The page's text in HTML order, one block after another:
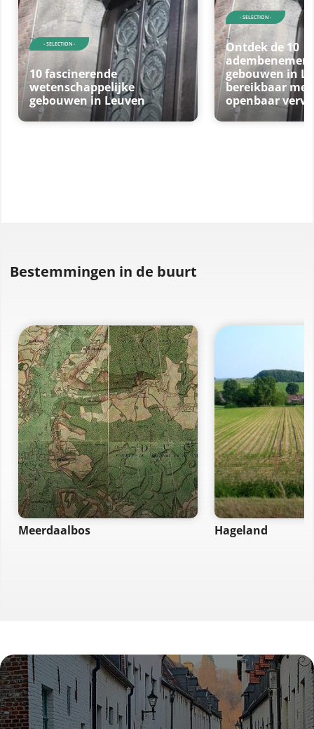
- SELECTION -
10 fascinerende
wetenschappelijke
gebouwen in Leuven
- SELECTION -
Ontdek de 10
gebouwen in
bereikbaar
openbaar
Bestemmingen in de buurt
Meerdaalbos Hageland